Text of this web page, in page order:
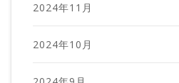
2024年11月
2024年10月